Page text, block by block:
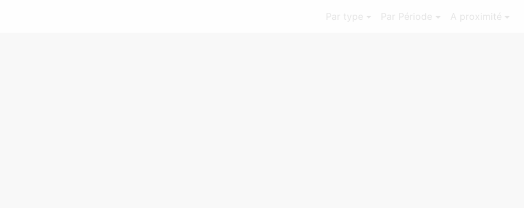
Par type Par Période A proximité